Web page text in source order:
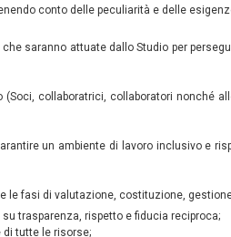
conto delle peculiarità e delle
saranno attuate dallo Studio per
collaboratrici, collaboratori nonché
un ambiente di lavoro inclusivo e
le fasi di valutazione, costituzione,
trasparenza, rispetto e fiducia reciproca;
di tutte le risorse;